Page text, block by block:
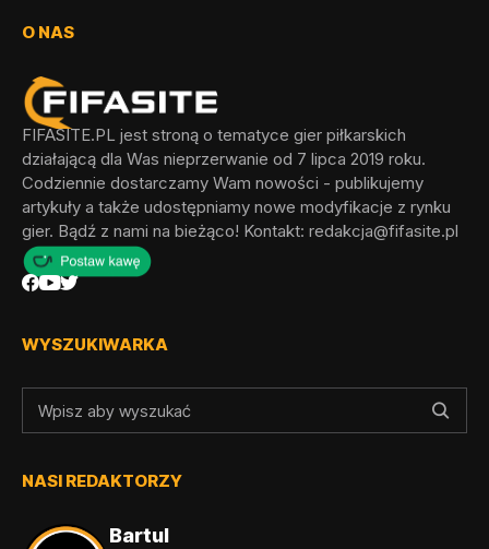
O NAS
FIFASITE.PL jest stroną o tematyce gier piłkarskich
działającą dla Was nieprzerwanie od 7 lipca 2019 roku.
Codziennie dostarczamy Wam nowości - publikujemy
artykuły a także udostępniamy nowe modyfikacje z rynku
gier. Bądź z nami na bieżąco! Kontakt: redakcja@fifasite.pl
WYSZUKIWARKA
NASI REDAKTORZY
Bartul